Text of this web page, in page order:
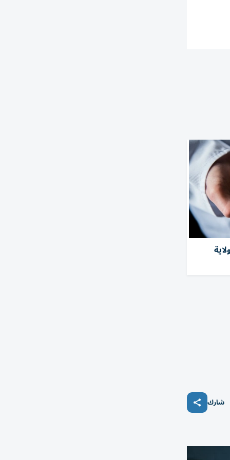
بفطر خطِر في 27 ولاية
شارك